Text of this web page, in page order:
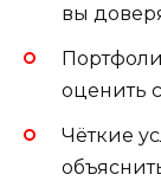
вы
оценить
Чёткие